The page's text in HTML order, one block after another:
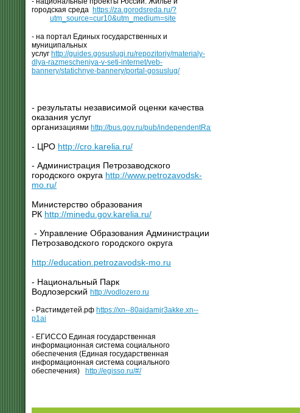
городская среда https://za.gorodsreda.ru/?
utm_source=cur10&utm_medium=site
- на портал Единых государственных и
муниципальных
услуг http://guides.gosuslugi.ru/repozitoriy/materialy-
dlya-razmescheniya-v-seti-internet/veb-
bannery/statichnye-bannery/portal-gosuslug/
- результаты независимой оценки качества
оказания услуг
организациями http://bus.gov.ru/pub/independentRating/list
- ЦРО http://cro.karelia.ru/
- Администрация Петрозаводского
городского округа http://www.petrozavodsk-
mo.ru/
Министерство образования
РК http://minedu.gov.karelia.ru/
- Управление Образования Администрации
Петрозаводского городского округа
http://education.petrozavodsk-mo.ru
- Национальный Парк
Водлозерский http://vodlozero.ru
- Растимдетей.рф https://xn--80aidamjr3akke.xn--
p1ai
- ЕГИССО Единая государственная
информационная система социального
обеспечения (Единая государственная
информационная система социального
обеспечения) http://egisso.ru/#/